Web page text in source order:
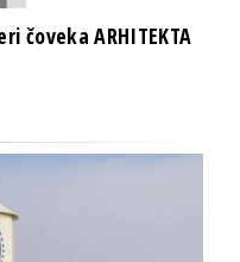
čoveka ARHITEKTA